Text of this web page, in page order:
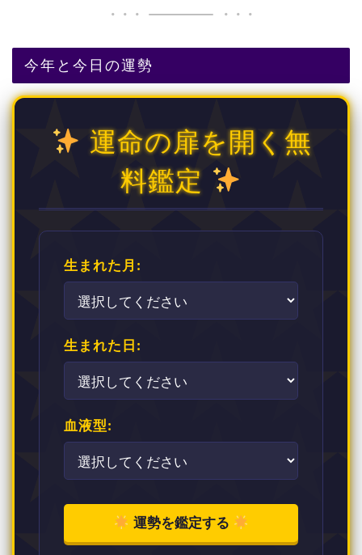
今年と今日の運勢
運命の扉を開く無
料鑑定
生まれた月:
生まれた日:
血液型:
運勢を鑑定する